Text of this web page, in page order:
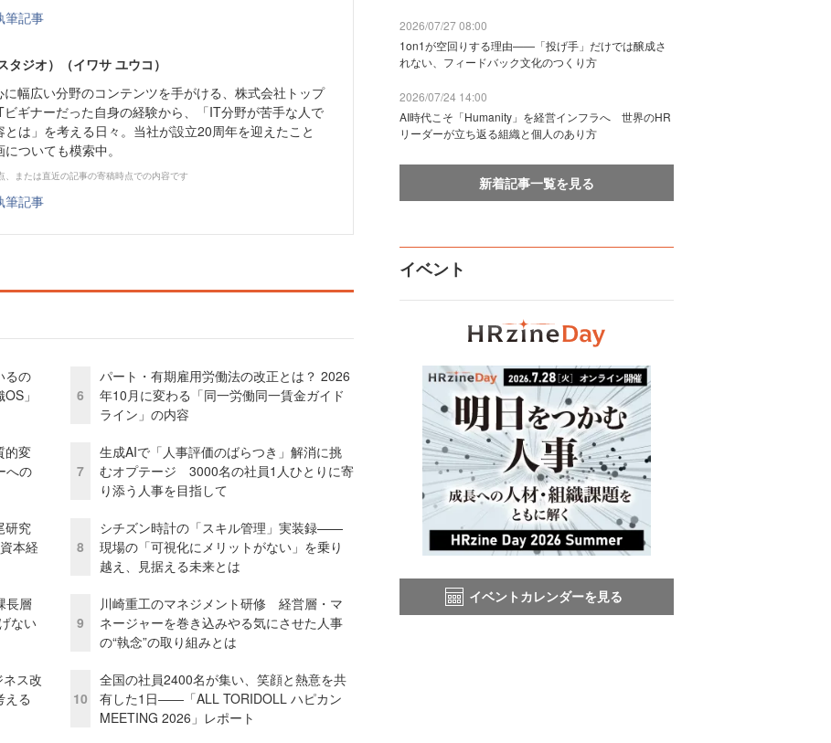
筆記事
タジオ）（イワサ ユウコ）
幅広い分野のコンテンツを手がける、株式会社トップ
ギナーだった自身の経験から、「IT分野が苦手な人で
とは」を考える日々。当社が設立20周年を迎えたこと
ついても模索中。
、または直近の記事の寄稿時点での内容です
筆記事
るの
」
的変
への
研究
本経
長層
ない
ス改
える
6
パート・有期雇用労働法の改正とは？ 2026
年10月に変わる「同一労働同一賃金ガイド
ライン」の内容
7
生成AIで「人事評価のばらつき」解消に挑
むオプテージ 3000名の社員1人ひとりに寄
り添う人事を目指して
8
シチズン時計の「スキル管理」実装録——
現場の「可視化にメリットがない」を乗り
越え、見据える未来とは
9
川崎重工のマネジメント研修 経営層・マ
ネージャーを巻き込みやる気にさせた人事
の“執念”の取り組みとは
10
全国の社員2400名が集い、笑顔と熱意を共
有した1日――「ALL TORIDOLL ハピカン
MEETING 2026」レポート
2026/07/27 08:00
1on1が空回りする理由——「投げ手」だけでは醸成さ
れない、フィードバック文化のつくり方
2026/07/24 14:00
AI時代こそ「Humanity」を経営インフラへ 世界のHR
リーダーが立ち返る組織と個人のあり方
新着記事一覧を見る
イベント
イベントカレンダーを見る